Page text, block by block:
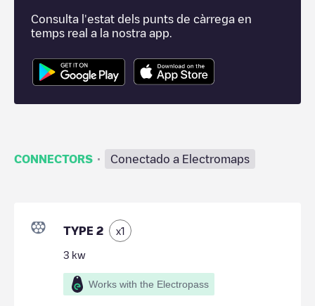
Consulta l'estat dels punts de càrrega en
temps real a la nostra app.
CONNECTORS · Conectado a Electromaps
TYPE 2 x1
3 kw
Works with the Electropass